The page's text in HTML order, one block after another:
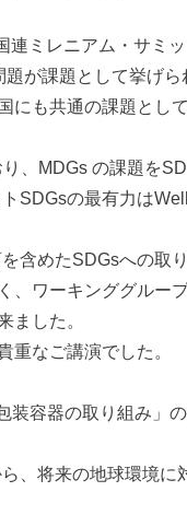
ミレニアム・サミ
が課題として挙げ
にも共通の課題とし
、MDGs の課題を
SDGsの最有力は
含めたSDGsへの取
、ワーキンググルー
ました。
なご講演でした。
容器の取り組み」
、将来の地球環境に